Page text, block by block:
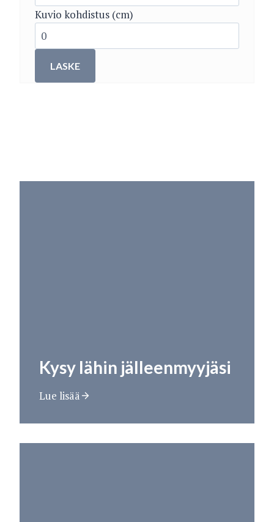
Kuvio kohdistus (cm)
LASKE
Kysy lähin jälleenmyyjäsi
Lue lisää